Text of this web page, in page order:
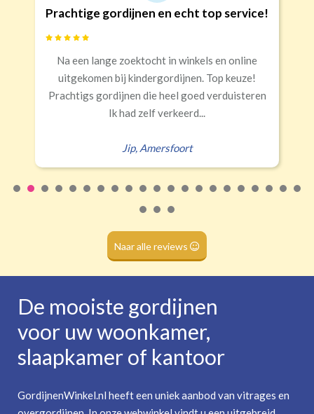
Goede kwaliteit en service!
Snelle levering, alles netjes aangekomen
Erald,Zeist
Naar alle reviews
De mooiste gordijnen
voor uw woonkamer,
slaapkamer of kantoor
GordijnenWinkel.nl heeft een uniek aanbod van vitrages en